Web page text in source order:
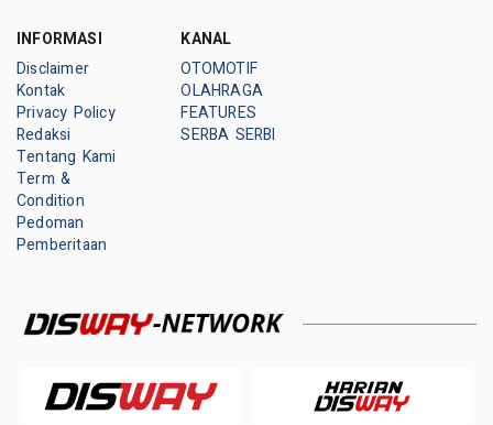
INFORMASI
Disclaimer
Kontak
Privacy Policy
Redaksi
Tentang Kami
Term &
Condition
Pedoman
Pemberitaan
KANAL
OTOMOTIF
OLAHRAGA
FEATURES
SERBA SERBI